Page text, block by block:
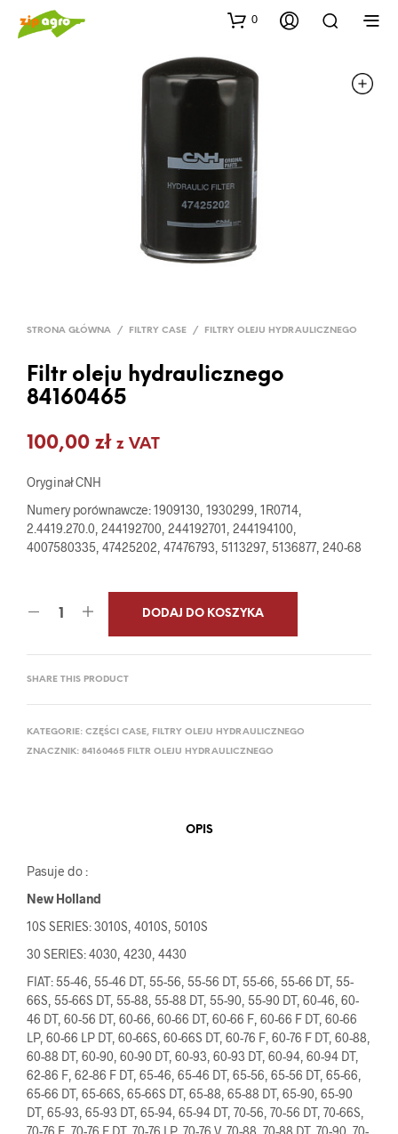
0
STRONA GŁÓWNA / FILTRY CASE / FILTRY OLEJU HYDRAULICZNEGO
Filtr oleju hydraulicznego
84160465
100,00 zł z VAT
Oryginał CNH
Numery porównawcze: 1909130, 1930299, 1R0714,
2.4419.270.0, 244192700, 244192701, 244194100,
4007580335, 47425202, 47476793, 5113297, 5136877, 240-68
DODAJ DO KOSZYKA
SHARE THIS PRODUCT
KATEGORIE: CZĘŚCI CASE, FILTRY OLEJU HYDRAULICZNEGO
ZNACZNIK: 84160465 FILTR OLEJU HYDRAULICZNEGO
OPIS
Pasuje do :
New Holland
10S SERIES: 3010S, 4010S, 5010S
30 SERIES: 4030, 4230, 4430
FIAT: 55-46, 55-46 DT, 55-56, 55-56 DT, 55-66, 55-66 DT, 55-
66S, 55-66S DT, 55-88, 55-88 DT, 55-90, 55-90 DT, 60-46, 60-
46 DT, 60-56 DT, 60-66, 60-66 DT, 60-66 F, 60-66 F DT, 60-66
LP, 60-66 LP DT, 60-66S, 60-66S DT, 60-76 F, 60-76 F DT, 60-88,
60-88 DT, 60-90, 60-90 DT, 60-93, 60-93 DT, 60-94, 60-94 DT,
62-86 F, 62-86 F DT, 65-46, 65-46 DT, 65-56, 65-56 DT, 65-66,
65-66 DT, 65-66S, 65-66S DT, 65-88, 65-88 DT, 65-90, 65-90
DT, 65-93, 65-93 DT, 65-94, 65-94 DT, 70-56, 70-56 DT, 70-66S,